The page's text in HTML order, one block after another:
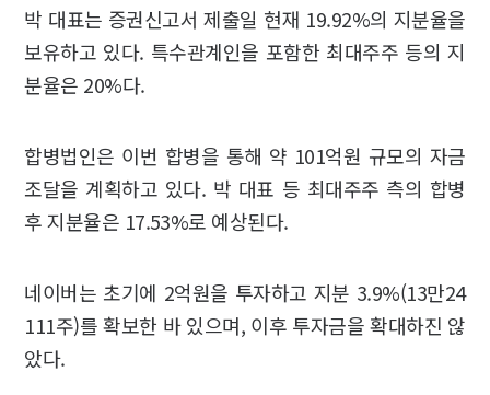
박 대표는 증권신고서 제출일 현재 19.92%의 지분율을
보유하고 있다. 특수관계인을 포함한 최대주주 등의 지
분율은 20%다.
합병법인은 이번 합병을 통해 약 101억원 규모의 자금
조달을 계획하고 있다. 박 대표 등 최대주주 측의 합병
후 지분율은 17.53%로 예상된다.
네이버는 초기에 2억원을 투자하고 지분 3.9%(13만24
111주)를 확보한 바 있으며, 이후 투자금을 확대하진 않
았다.